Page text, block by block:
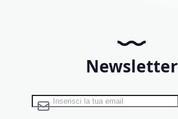
Newsletter
Iscriviti alla nostra Newsletter: